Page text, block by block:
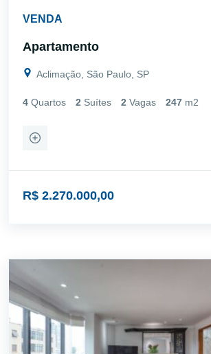
VENDA
Apartamento
Aclimação, São Paulo, SP
4 Quartos 2 Suítes 2 Vagas 247 m2
R$ 2.270.000,00